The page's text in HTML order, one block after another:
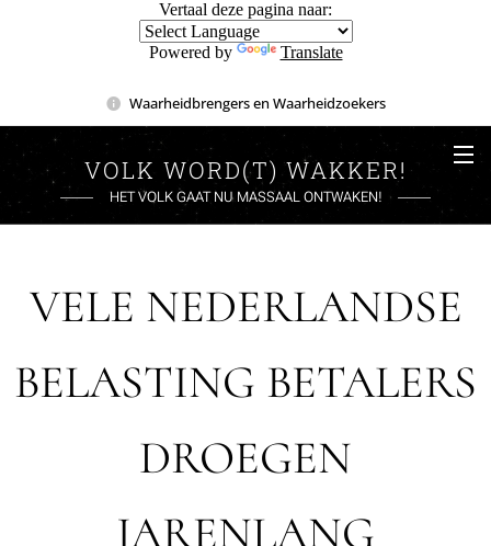
Vertaal deze pagina naar:
Powered by Translate
Waarheidbrengers en Waarheidzoekers
VOLK WORD(T) WAKKER!
HET VOLK GAAT NU MASSAAL ONTWAKEN!
VELE NEDERLANDSE
BELASTING BETALERS
DROEGEN
JARENLANG